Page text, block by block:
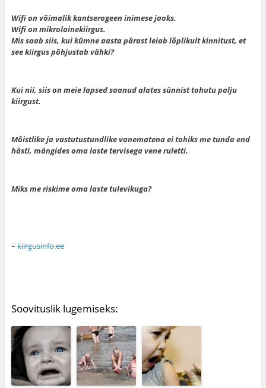
Wifi on võimalik kantserogeen inimese jaoks.
Wifi on mikrolainekiirgus.
Mis saab siis, kui kümne aasta pärast leiab lõplikult kinnitust, et
see kiirgus põhjustab vähki?
Kui nii, siis on meie lapsed saanud alates sünnist tohutu palju
kiirgust.
Mõistlike ja vastutustundlike vanematena ei tohiks me tunda end
hästi, mängides oma laste tervisega vene ruletti.
Miks me riskime oma laste tulevikuga?
– kiirgusinfo.ee
Soovituslik lugemiseks: